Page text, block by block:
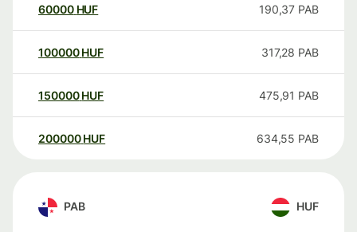
60000 HUF 190,37 PAB
100000 HUF 317,28 PAB
150000 HUF 475,91 PAB
200000 HUF 634,55 PAB
PAB HUF